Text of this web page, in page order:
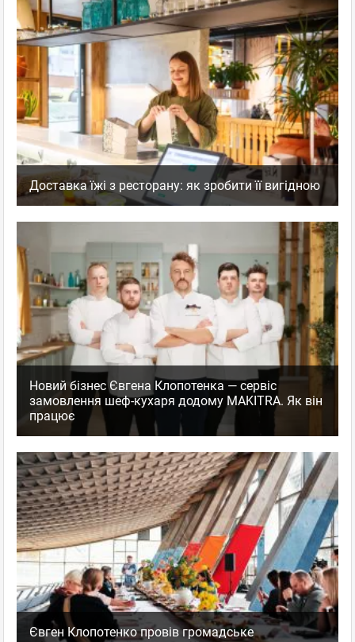
Доставка їжі з ресторану: як зробити її вигідною
Новий бізнес Євгена Клопотенка — сервіс
замовлення шеф-кухаря додому MAKITRA. Як він
працює
Євген Клопотенко провів громадське